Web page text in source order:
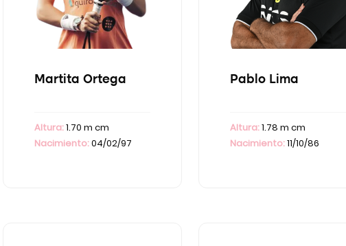
Martita Ortega
Altura:1.70 m cm
Nacimiento:04/02/97
Pablo Lima
Altura:1.78 m cm
Nacimiento:11/10/86